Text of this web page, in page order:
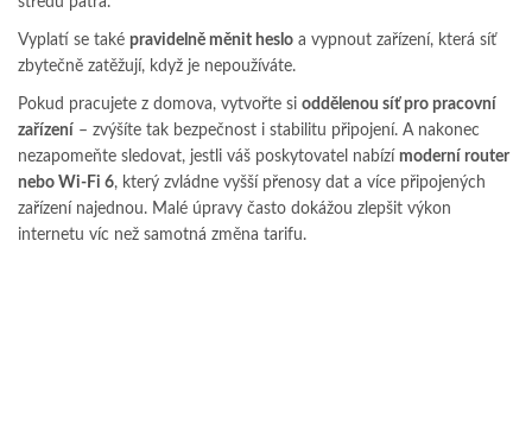
Vyplatí se také pravidelně měnit heslo a vypnout zařízení, která síť
zbytečně zatěžují, když je nepoužíváte.
Pokud pracujete z domova, vytvořte si oddělenou síť pro pracovní
zařízení – zvýšíte tak bezpečnost i stabilitu připojení. A nakonec
nezapomeňte sledovat, jestli váš poskytovatel nabízí moderní router
nebo Wi-Fi 6, který zvládne vyšší přenosy dat a více připojených
zařízení najednou. Malé úpravy často dokážou zlepšit výkon
internetu víc než samotná změna tarifu.